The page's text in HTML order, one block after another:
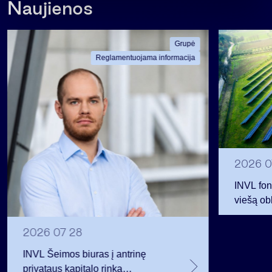
Naujienos
Grupė
Reglamentuojama informacija
2026 07 28
INVL Šeimos biuras į antrinę
privataus kapitalo rinką
2026
INVL
viešą
12 mln.